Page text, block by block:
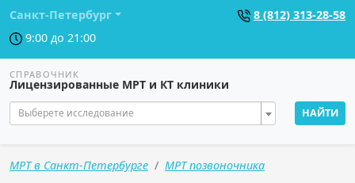
Санкт-Петербург
8 (812) 313-28-58
9:00 до 21:00
СПРАВОЧНИК
Лицензированные МРТ и КТ клиники
Выберете исследование НАЙТИ
МРТ в Санкт-Петербурге МРТ позвоночника